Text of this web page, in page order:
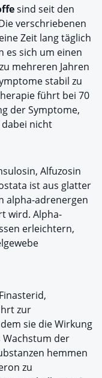
sind seit den
verschriebenen
Zeit lang täglich
es sich um einen
mehreren Jahren
stabil zu
führt bei 70
der Symptome,
nicht
Alfuzosin
ist aus glatter
alpha-adrenergen
wird. Alpha-
erleichtern,
zur
sie die Wirkung
der
hemmen
zu